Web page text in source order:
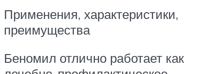
Применения, характеристики,
преимущества
Беномил отлично работает как